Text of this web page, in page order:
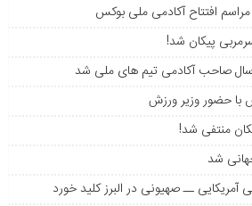
افتتاح آکادمی ملی بوکس
پیکان شد!
با حضور وزیر ورزش
منتفی شد!
شد
ــ صهیونی در البرز کلید خورد